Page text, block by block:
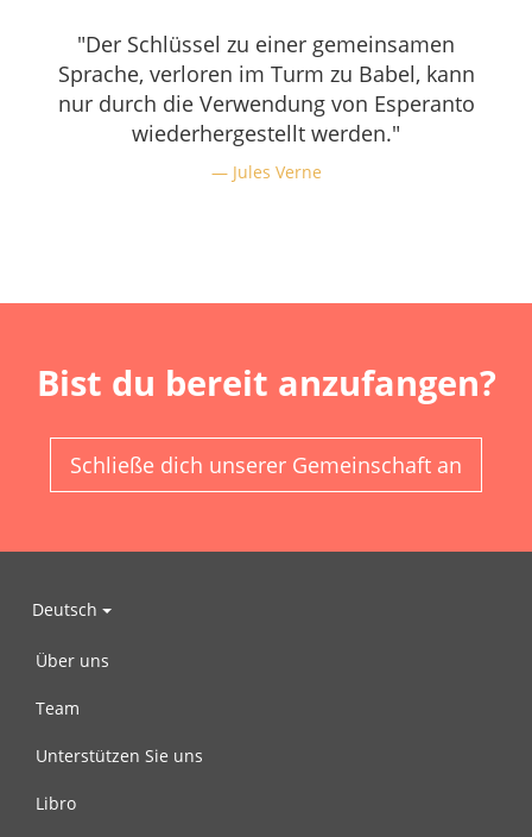
"Der Schlüssel zu einer gemeinsamen
Sprache, verloren im Turm zu Babel, kann
nur durch die Verwendung von Esperanto
wiederhergestellt werden."
Jules Verne
Bist du bereit anzufangen?
Schließe dich unserer Gemeinschaft an
Deutsch
Über uns
Team
Unterstützen Sie uns
Libro